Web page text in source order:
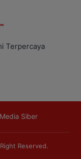
Terpercaya
Siber
Reserved.